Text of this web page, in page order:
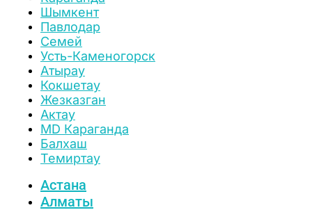
Шымкент
Павлодар
Семей
Усть-Каменогорск
Атырау
Кокшетау
Жезказган
Актау
MD Караганда
Балхаш
Темиртау
Астана
Алматы